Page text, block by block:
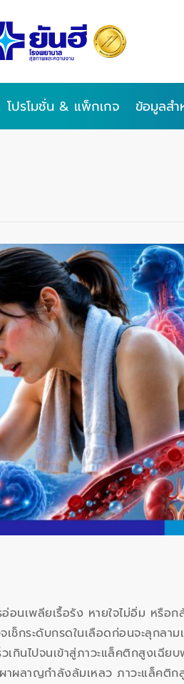
โปรโมชั่น & แพ็กเกจ ข้อมูลส
นเพลียเรื้อรัง หายใจไม่อิ่ม หรือก
กระดับกรดในเลือดก่อนจะลุกลาม
เกินไปจนเข้าสู่ภาวะแล็คติกสูงเฉีย
ผลาญกำลังล้มเหลว ภาวะแล็คติก